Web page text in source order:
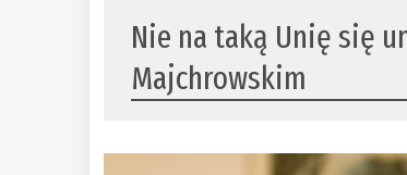
Nie na taką Unię się
Majchrowskim